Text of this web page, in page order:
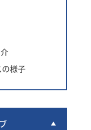
の様子